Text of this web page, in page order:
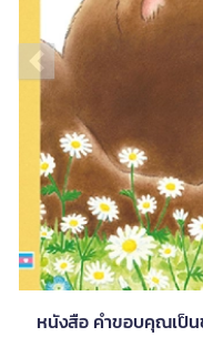
Previous
หนังสือ คำขอบคุณเป็